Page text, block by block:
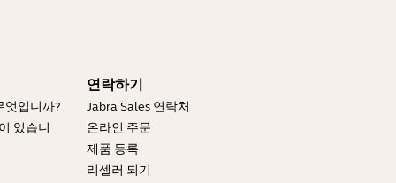
엇입니까?
있습니
연락하기
Jabra Sales 연락처
온라인 주문
제품 등록
리셀러 되기